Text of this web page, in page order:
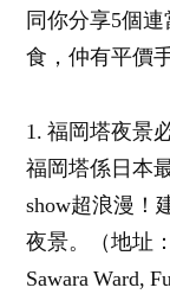
同你分享5個
食，仲有平價
1. 福岡塔夜景
福岡塔係日本
show超浪漫！
夜景。（地址
Sawara Ward,